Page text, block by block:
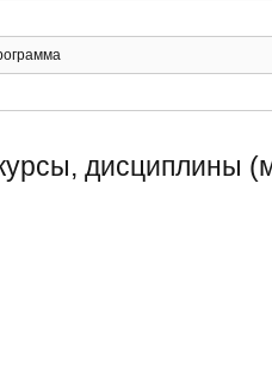
дисциплины